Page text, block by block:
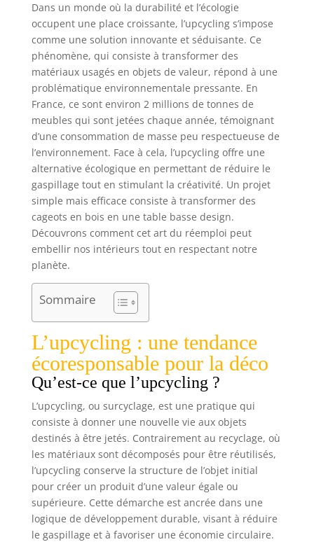
Dans un monde où la durabilité et l’écologie
occupent une place croissante, l’upcycling s’impose
comme une solution innovante et séduisante. Ce
phénomène, qui consiste à transformer des
matériaux usagés en objets de valeur, répond à une
problématique environnementale pressante. En
France, ce sont environ 2 millions de tonnes de
meubles qui sont jetées chaque année, témoignant
d’une consommation de masse peu respectueuse de
l’environnement. Face à cela, l’upcycling offre une
alternative écologique en permettant de réduire le
gaspillage tout en stimulant la créativité. Un projet
simple mais efficace consiste à transformer des
cageots en bois en une table basse design.
Découvrons comment cet art du réemploi peut
embellir nos intérieurs tout en respectant notre
planète.
Sommaire
L’upcycling : une tendance
écoresponsable pour la déco
Qu’est-ce que l’upcycling ?
L’upcycling, ou surcyclage, est une pratique qui
consiste à donner une nouvelle vie aux objets
destinés à être jetés. Contrairement au recyclage, où
les matériaux sont décomposés pour être réutilisés,
l’upcycling conserve la structure de l’objet initial
pour créer un produit d’une valeur égale ou
supérieure. Cette démarche est ancrée dans une
logique de développement durable, visant à réduire
le gaspillage et à favoriser une économie circulaire.